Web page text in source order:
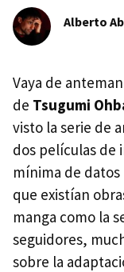
Alberto
Vaya de
de Tsugumi
visto la serie de
dos películas de
mínima de
que existían
manga como la
seguidores,
sobre la